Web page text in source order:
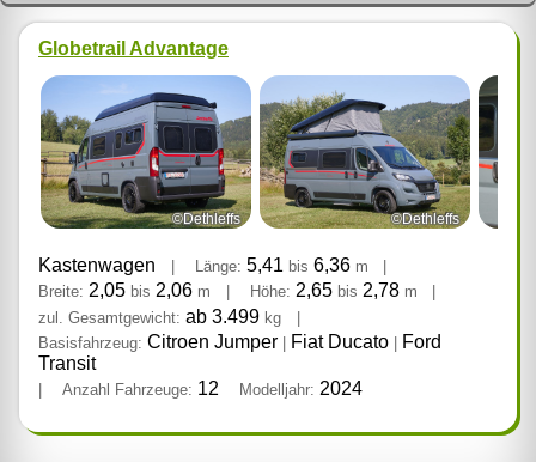
Globetrail Advantage
©Dethleffs ©Dethleffs
Kastenwagen Länge: 5,41 bis 6,36 m
Breite: 2,05 bis 2,06 m Höhe: 2,65 bis 2,78 m
zul. Gesamtgewicht: ab 3.499 kg
|
Basisfahrzeug: Citroen Jumper | Fiat Ducato | Ford
Transit
Anzahl Fahrzeuge: 12 Modelljahr: 2024